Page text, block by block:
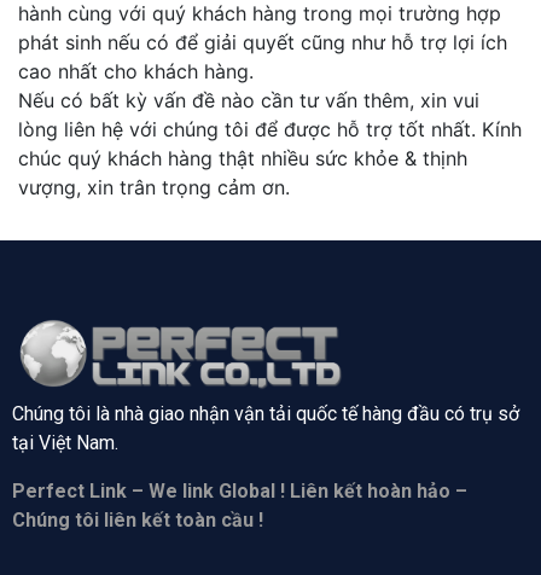
hành cùng với quý khách hàng trong mọi trường hợp
phát sinh nếu có để giải quyết cũng như hỗ trợ lợi ích
cao nhất cho khách hàng.
Nếu có bất kỳ vấn đề nào cần tư vấn thêm, xin vui
lòng liên hệ với chúng tôi để được hỗ trợ tốt nhất. Kính
chúc quý khách hàng thật nhiều sức khỏe & thịnh
vượng, xin trân trọng cảm ơn.
Chúng tôi là nhà giao nhận vận tải quốc tế hàng đầu có trụ sở
tại Việt Nam.
Perfect Link – We link Global ! Liên kết hoàn hảo –
Chúng tôi liên kết toàn cầu !